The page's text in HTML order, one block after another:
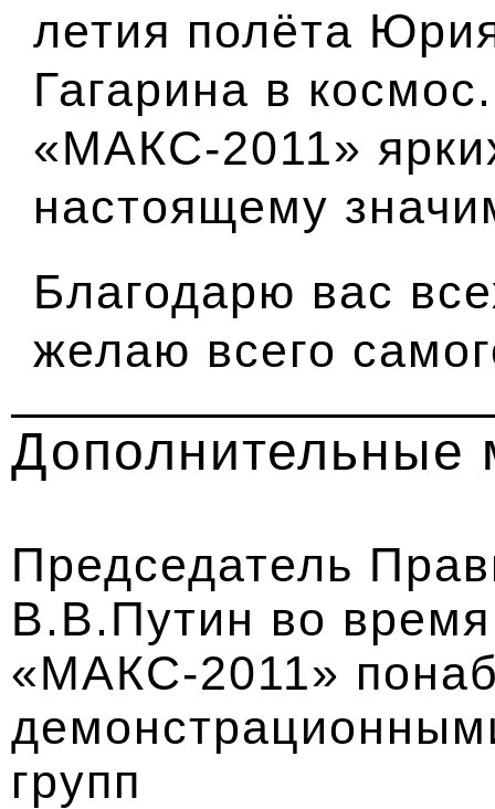
летия полёта
Гагарина в
«МАКС-2011»
настоящему
Благодарю вас
желаю всего
Дополнительные
Председатель
В.В.Путин во
«МАКС-2011»
групп